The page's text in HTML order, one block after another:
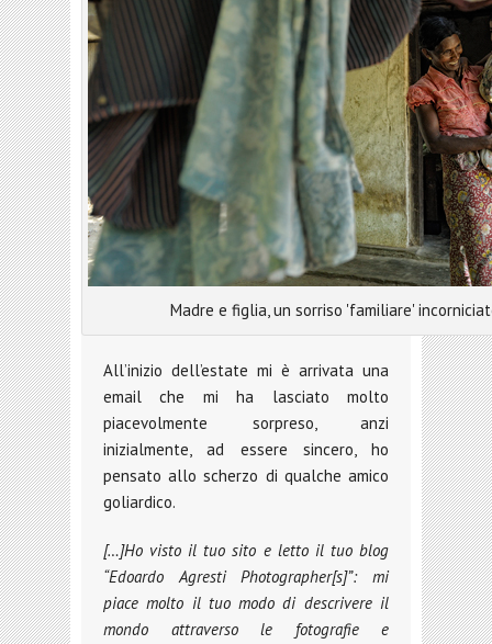
Madre e figlia, un sorriso 'familiare'
All’inizio dell’estate mi è arrivata una
email che mi ha lasciato molto
piacevolmente sorpreso, anzi
inizialmente, ad essere sincero, ho
pensato allo scherzo di qualche amico
goliardico.
[…]Ho visto il tuo sito e letto il tuo blog
“Edoardo Agresti Photographer[s]”: mi
piace molto il tuo modo di descrivere il
mondo attraverso le fotografie e